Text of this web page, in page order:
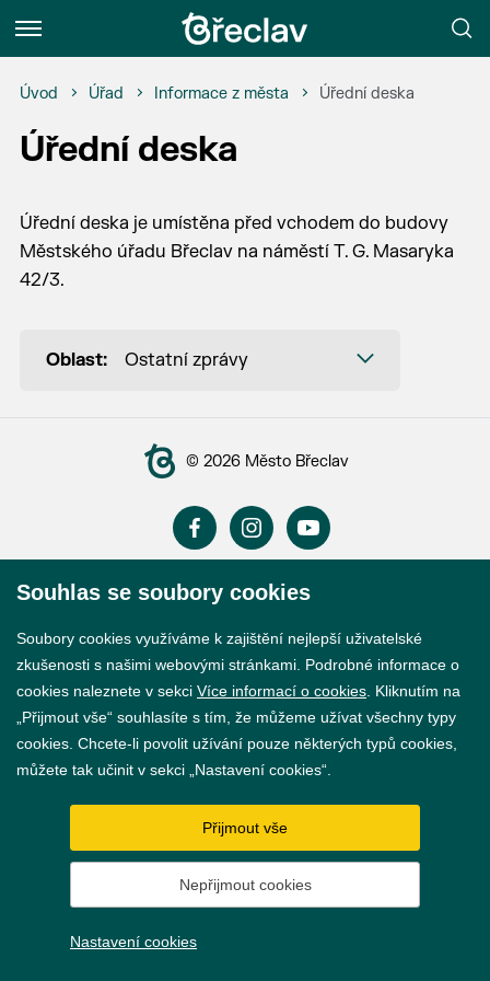
Menu
Úvod Úřad Informace z města Úřední deska
Úřední deska
Úřední deska je umístěna před vchodem do budovy
Městského úřadu Břeclav na náměstí T. G. Masaryka
42/3.
Oblast: Ostatní zprávy
© 2026 Město Břeclav
Prohlášení o přístupnosti
GDPR
Nastavení cookies
VytvořilwebProgress
Souhlas se soubory cookies
Soubory cookies využíváme k zajištění nejlepší uživatelské
zkušenosti s našimi webovými stránkami. Podrobné informace o
cookies naleznete v sekci Více informací o cookies . Kliknutím na
„Přijmout vše“ souhlasíte s tím, že můžeme užívat všechny typy
cookies. Chcete-li povolit užívání pouze některých typů cookies,
můžete tak učinit v sekci „Nastavení cookies“.
Přijmout vše
Nepřijmout cookies
Nastavení cookies